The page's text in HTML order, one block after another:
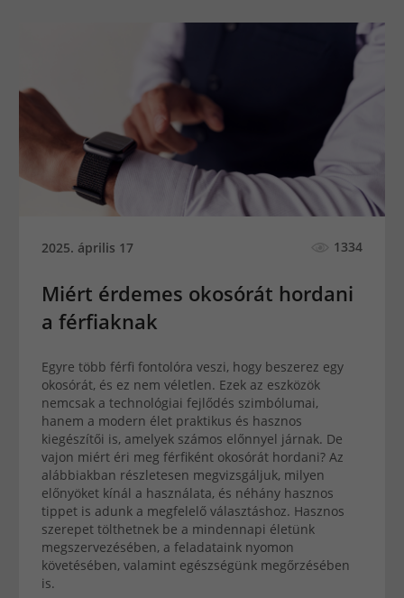
2025. április 17 1334
Miért érdemes okosórát hordani
a férfiaknak
Egyre több férfi fontolóra veszi, hogy beszerez egy
okosórát, és ez nem véletlen. Ezek az eszközök
nemcsak a technológiai fejlődés szimbólumai,
hanem a modern élet praktikus és hasznos
kiegészítői is, amelyek számos előnnyel járnak. De
vajon miért éri meg férfiként okosórát hordani? Az
alábbiakban részletesen megvizsgáljuk, milyen
előnyöket kínál a használata, és néhány hasznos
tippet is adunk a megfelelő választáshoz. Hasznos
szerepet tölthetnek be a mindennapi életünk
megszervezésében, a feladataink nyomon
követésében, valamint egészségünk megőrzésében
is.